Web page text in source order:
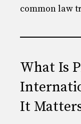
common law
What Is
It